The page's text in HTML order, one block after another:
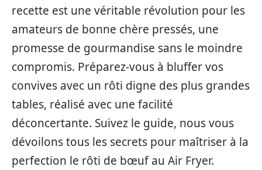
recette est une véritable révolution pour les
amateurs de bonne chère pressés, une
promesse de gourmandise sans le moindre
compromis. Préparez-vous à bluffer vos
convives avec un rôti digne des plus grandes
tables, réalisé avec une facilité
déconcertante. Suivez le guide, nous vous
dévoilons tous les secrets pour maîtriser à la
perfection le rôti de bœuf au Air Fryer.